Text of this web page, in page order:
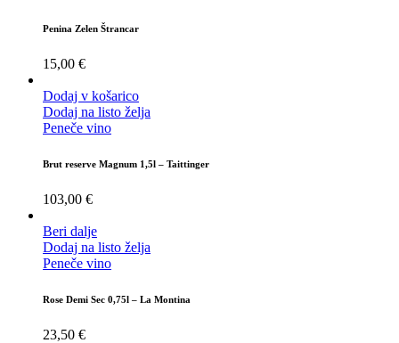
Penina Zelen Štrancar
15,00 €
Dodaj v košarico
Dodaj na listo želja
Peneče vino
Brut reserve Magnum 1,5l – Taittinger
103,00 €
Beri dalje
Dodaj na listo želja
Peneče vino
Rose Demi Sec 0,75l – La Montina
23,50 €